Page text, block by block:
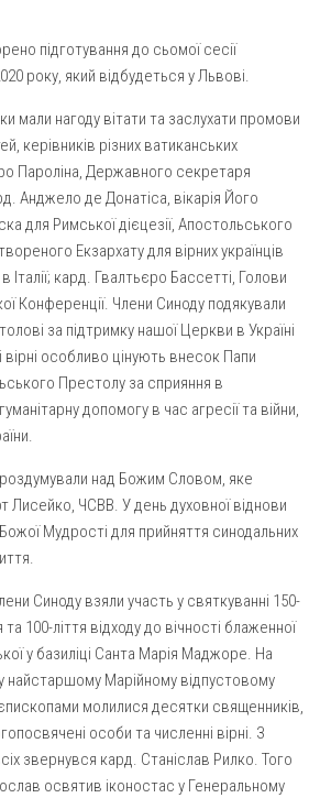
підготування до сьомої сесії
року, який відбудеться у Львові.
мали нагоду вітати та заслухати промови
керівників різних ватиканських
Пароліна, Державного секретаря
Анджело де Донатіса, вікарія Його
для Римської дієцезії, Апостольського
Екзархату для вірних українців
Італії; кард. Гвалтьєро Бассетті, Голови
Конференції. Члени Синоду подякували
за підтримку нашої Церкви в Україні
особливо цінують внесок Папи
Престолу за сприяння в
допомогу в час агресії та війни,
над Божим Словом, яке
Лисейко, ЧСВВ. У день духовної віднови
Мудрості для прийняття синодальних
Синоду взяли участь у святкуванні 150-
100-ліття відходу до вічності блаженної
у базиліці Санта Марія Маджоре. На
у найстаршому Марійному відпустовому
молилися десятки священників,
особи та численні вірні. З
звернувся кард. Станіслав Рилко. Того
освятив іконостас у Генеральному